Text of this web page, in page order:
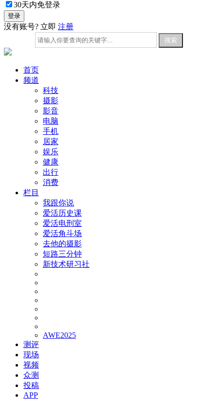
30天内免登录
没有账号? 立即 注册
首页
频道
科技
摄影
影音
电脑
手机
居家
娱乐
健康
出行
消费
栏目
我跟你说
爱活历史课
爱活电刑室
爱活角斗场
去他的摄影
短路三分钟
新技术研习社
AWE2025
测评
现场
视频
众测
投稿
APP